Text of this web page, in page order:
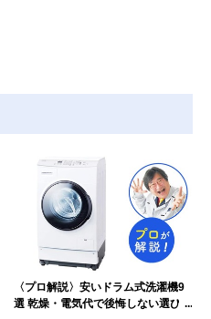
〈プロ解説〉安いドラム式洗濯機9
選 乾燥・電気代で後悔しない選び方